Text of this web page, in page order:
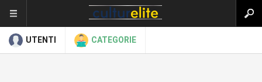
UTENTI CATEGORIE